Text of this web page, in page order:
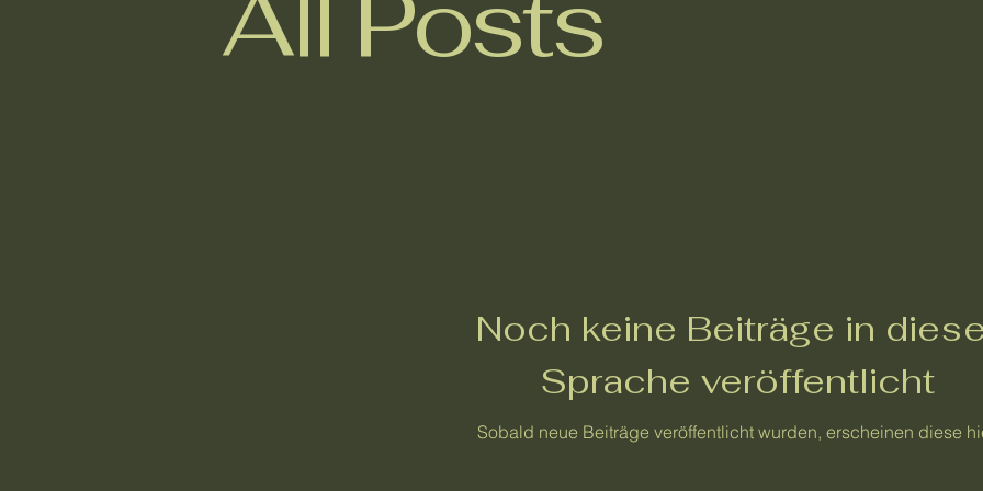
Noch keine Beiträge in
Sprache veröffentlicht
Sobald neue Beiträge veröffentlicht wurden, erscheinen diese